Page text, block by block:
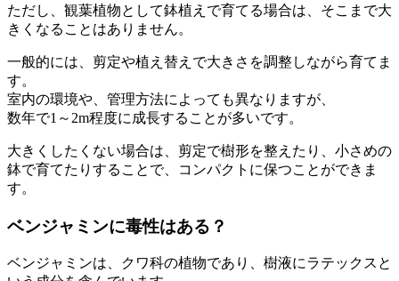
ただし、観葉植物として鉢植えで育てる場合は、そこまで大
きくなることはありません。
一般的には、剪定や植え替えで大きさを調整しながら育てま
す。
室内の環境や、管理方法によっても異なりますが、
数年で1～2m程度に成長することが多いです。
大きくしたくない場合は、剪定で樹形を整えたり、小さめの
鉢で育てたりすることで、コンパクトに保つことができま
す。
ベンジャミンに毒性はある？
ベンジャミンは、クワ科の植物であり、樹液にラテックスと